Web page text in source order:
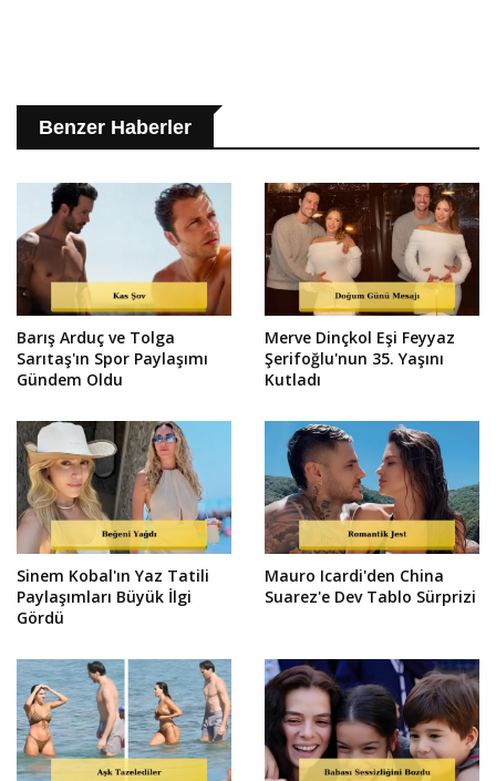
Benzer Haberler
Barış Arduç ve Tolga
Sarıtaş'ın Spor Paylaşımı
Gündem Oldu
Merve Dinçkol Eşi Feyyaz
Şerifoğlu'nun 35. Yaşını
Kutladı
Sinem Kobal'ın Yaz Tatili
Paylaşımları Büyük İlgi
Gördü
Mauro Icardi'den China
Suarez'e Dev Tablo Sürprizi